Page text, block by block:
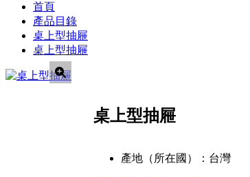
首頁
產品目錄
桌上型抽屜
桌上型抽屜
桌上型抽屜
產地（所在國）： 台灣